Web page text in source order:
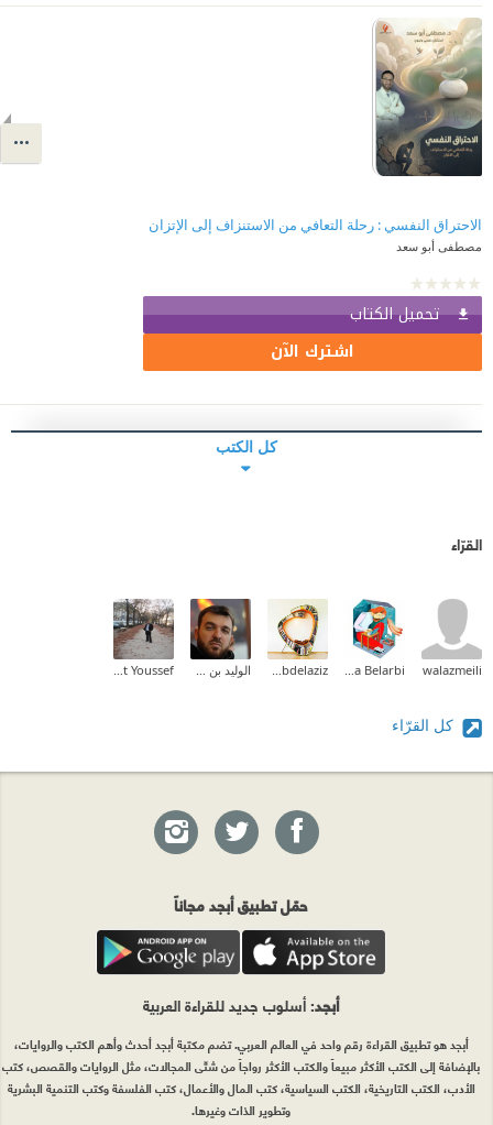
الاحتراق النفسي : رحلة التعافي من الاستنزاف إلى الإتزان
مصطفى أبو سعد
تحميل الكتاب
اشترك الآن
كل الكتب
القرّاء
walazmeili
Halima Belarbi
El Qayedy Abdelaziz الوليد بن عبدالله آسندر El Jaoujat Youssef
كل القرّاء
حمّل تطبيق أبجد مجاناً
أبجد: أسلوب جديد للقراءة العربية
أبجد هو تطبيق القراءة رقم واحد في العالم العربي. تضم مكتبة أبجد أحدث وأهم الكتب والروايات،
بالإضافة إلى الكتب الأكثر مبيعاً والكتب الأكثر رواجاً من شتّى المجالات، مثل الروايات والقصص، كتب
الأدب، الكتب التاريخية، الكتب السياسية، كتب المال والأعمال، كتب الفلسفة وكتب التنمية البشرية
وتطوير الذات وغيرها.